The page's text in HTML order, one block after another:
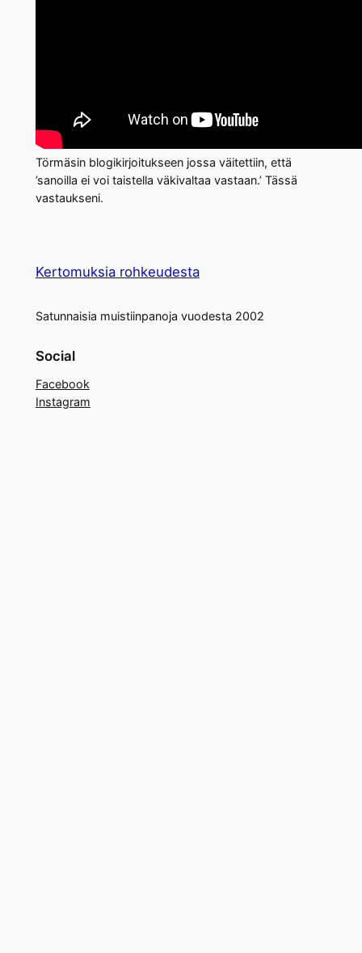
Törmäsin blogikirjoitukseen jossa väitettiin, että
’sanoilla ei voi taistella väkivaltaa vastaan.’ Tässä
vastaukseni.
Kertomuksia rohkeudesta
Satunnaisia muistiinpanoja vuodesta 2002
Social
Facebook
Instagram